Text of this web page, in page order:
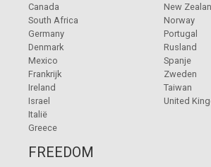
Canada
South Africa
Germany
Denmark
Mexico
Frankrijk
Ireland
Israel
Italië
Greece
New
Norway
Portugal
Rusland
Spanje
Zweden
Taiwan
United
FREEDOM